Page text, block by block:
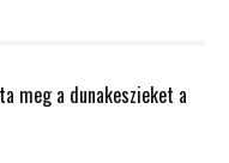
meg a dunakeszieket a